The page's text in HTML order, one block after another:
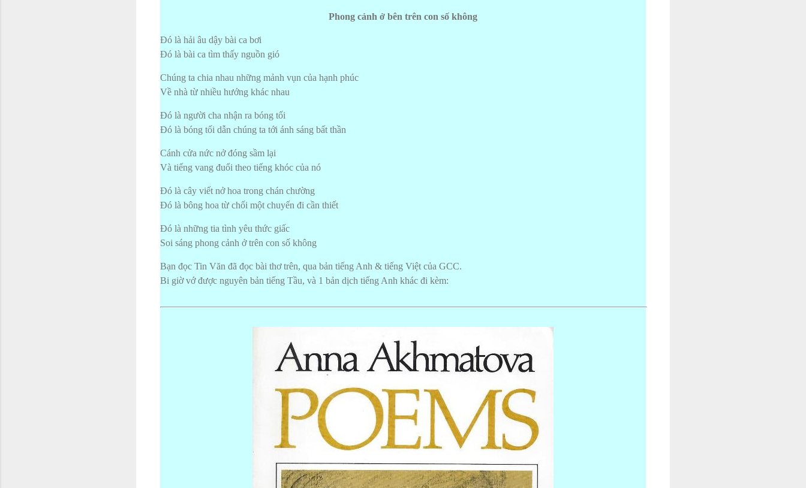
Phong cảnh ở bên trên con số không
Đó là hải âu dậy bài ca bơi
Đó là bài ca tìm thấy nguồn gió
Chúng ta chia nhau những mảnh vụn của hạnh phúc
Về nhà từ nhiều hướng khác nhau
Đó là người cha nhận ra bóng tối
Đó là bóng tối dẫn chúng ta tới ánh sáng bất thần
Cánh cửa nức nở đóng sầm lại
Và tiếng vang đuổi theo tiếng khóc của nó
Đó là cây viết nở hoa trong chán chường
Đó là bông hoa từ chối một chuyến đi cần thiết
Đó là những tia tình yêu thức giấc
Soi sáng phong cảnh ở trên con số không
Bạn đọc Tin Văn đã đọc bài thơ trên, qua bản tiếng Anh & tiếng Việt của GCC.
Bi giờ vớ được nguyên bản tiếng Tầu, và 1 bản dịch tiếng Anh khác đi kèm: